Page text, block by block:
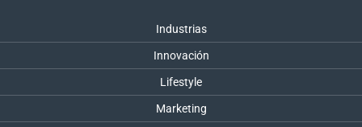
Industrias
Innovación
Lifestyle
Marketing